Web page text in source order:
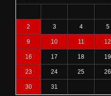
2 3 4 5
9 10 11 12
16 17 18 19
23 24 25 26
30 31